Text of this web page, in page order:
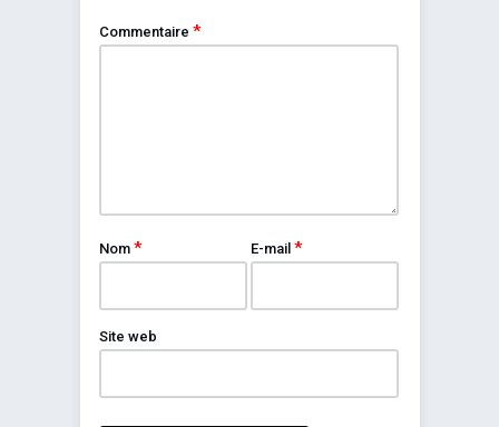
Commentaire *
Nom * E-mail*
Site web